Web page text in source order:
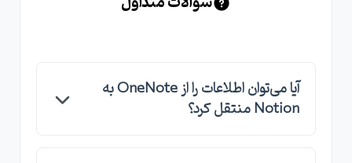
آیا می‌توان اطلاعات را از OneNote به
Notion منتقل کرد؟